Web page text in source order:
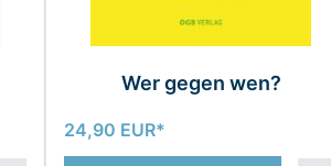
Wer gegen wen?
24,90 EUR